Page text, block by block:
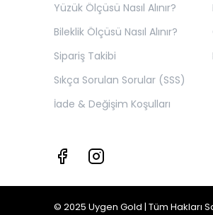
Yüzük Ölçüsü Nasıl Alınır?
Bileklik Ölçüsü Nasıl Alınır?
Sipariş Takibi
Sıkça Sorulan Sorular (SSS)
İade & Değişim Koşulları
© 2025 Uygen Gold | Tüm Hakları